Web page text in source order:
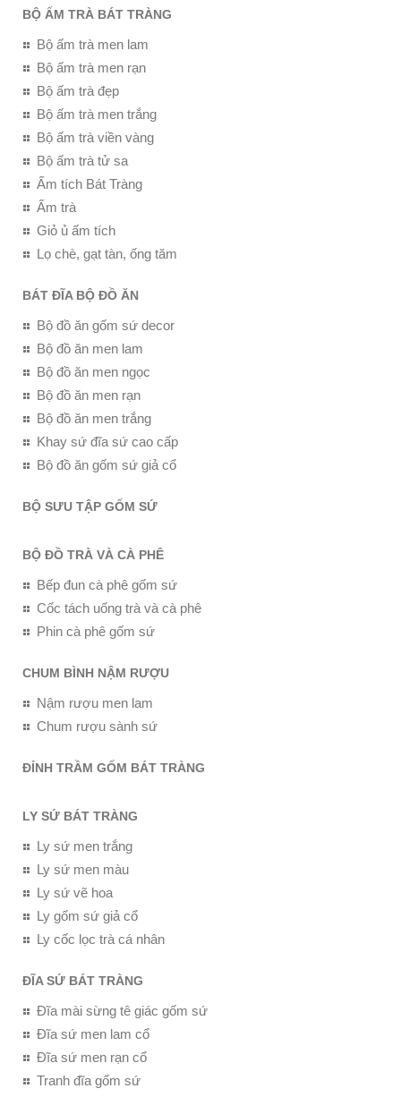
BỘ ẤM TRÀ BÁT TRÀNG
Bộ ấm trà men lam
Bộ ấm trà men rạn
Bộ ấm trà đẹp
Bộ ấm trà men trắng
Bộ ấm trà viền vàng
Bộ ấm trà tử sa
Ấm tích Bát Tràng
Ấm trà
Giỏ ủ ấm tích
Lọ chè, gạt tàn, ống tăm
BÁT ĐĨA BỘ ĐỒ ĂN
Bộ đồ ăn gốm sứ decor
Bộ đồ ăn men lam
Bộ đồ ăn men ngọc
Bộ đồ ăn men rạn
Bộ đồ ăn men trắng
Khay sứ đĩa sứ cao cấp
Bộ đồ ăn gốm sứ giả cổ
BỘ SƯU TẬP GỐM SỨ
BỘ ĐỒ TRÀ VÀ CÀ PHÊ
Bếp đun cà phê gốm sứ
Cốc tách uống trà và cà phê
Phin cà phê gốm sứ
CHUM BÌNH NẬM RƯỢU
Nậm rượu men lam
Chum rượu sành sứ
ĐỈNH TRẦM GỐM BÁT TRÀNG
LY SỨ BÁT TRÀNG
Ly sứ men trắng
Ly sứ men màu
Ly sứ vẽ hoa
Ly gốm sứ giả cổ
Ly cốc lọc trà cá nhân
ĐĨA SỨ BÁT TRÀNG
Đĩa mài sừng tê giác gốm sứ
Đĩa sứ men lam cổ
Đĩa sứ men rạn cổ
Tranh đĩa gốm sứ